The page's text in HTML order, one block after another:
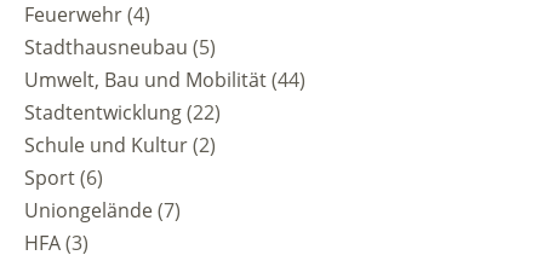
Feuerwehr(4)
Stadthausneubau (5)
Umwelt, Bau und Mobilität(44)
Stadtentwicklung(22)
Schule und Kultur(2)
Sport(6)
Uniongelände(7)
HFA(3)